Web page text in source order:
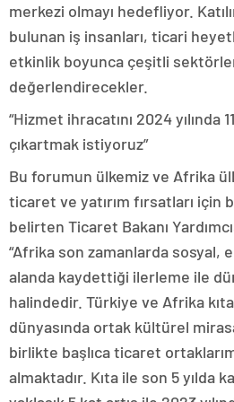
merkezi olmayı hedefliyor.
bulunan iş insanları, ticari
etkinlik boyunca çeşitli
değerlendirecekler.
“Hizmet ihracatını 2024 yılında
çıkartmak istiyoruz”
Bu forumun ülkemiz ve Afrika
ticaret ve yatırım fırsatları için
belirten Ticaret Bakanı
“Afrika son zamanlarda sosyal,
alanda kaydettiği ilerleme ile
halindedir. Türkiye ve Afrika
dünyasında ortak kültürel
birlikte başlıca ticaret
almaktadır. Kıta ile son 5 yılda